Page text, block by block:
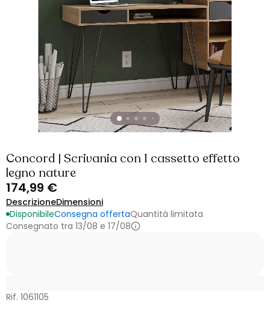
Concord | Scrivania con 1 cassetto effetto
legno nature
174,99 €
DescrizioneDimensioni
DisponibileConsegna offertaQuantità limitata
Consegnato tra 13/08 e 17/08
Rif. 1061105